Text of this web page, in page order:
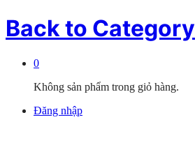
Back to Category
0
Không sản phẩm trong giỏ hàng.
Đăng nhập